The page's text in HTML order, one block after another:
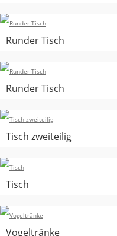
Runder Tisch
Runder Tisch
Tisch zweiteilig
Tisch
Vogeltränke